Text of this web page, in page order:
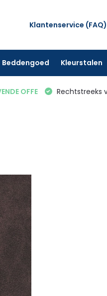
Klantenservice (FAQ)
Beddengoed Kleurstalen
OFFE Rechtstreeks